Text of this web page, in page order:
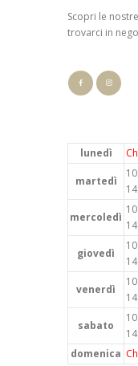
Scopri le
trovarci in
lunedì
martedì
mercoledì
giovedì
venerdì
sabato
domenica